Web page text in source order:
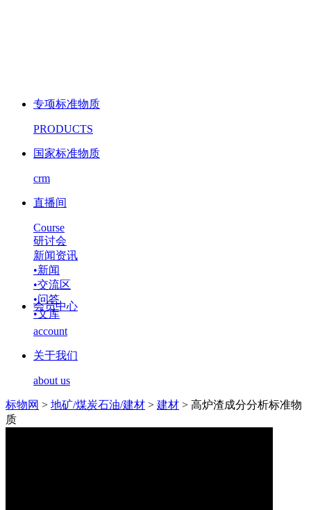
专项标准物质
PRODUCTS
国家标准物质
crm
直播间
Course
研讨会
新闻资讯
•新闻
•交流区
•问答
•文库
会员中心
account
关于我们
about us
标物网 > 地矿/煤炭石油/建材 > 建材 > 高炉渣成分分析标准物
质